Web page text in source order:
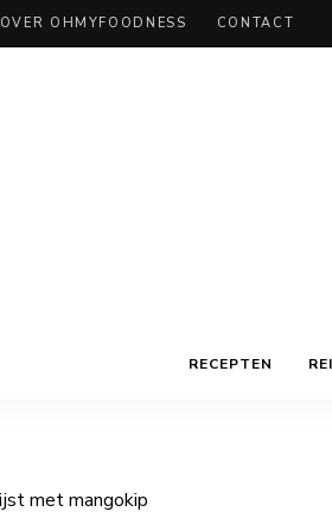
OVER OHMYFOODNESS CONTACT
RECEPTEN